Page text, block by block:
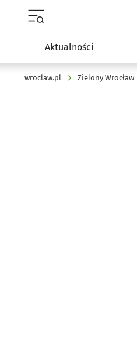
Aktualności
wroclaw.pl Zielony Wrocław